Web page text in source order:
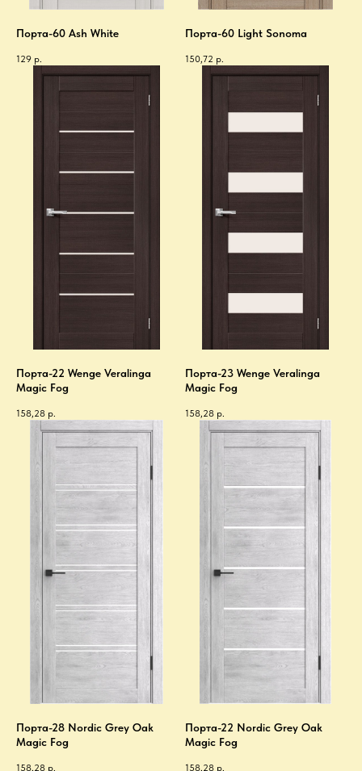
Порта-60 Ash White
129 р.
Порта-60 Light Sonoma
150,72 р.
Порта-22 Wenge Veralinga
Magic Fog
158,28 р.
Порта-23 Wenge Veralinga
Magic Fog
158,28 р.
Порта-28 Nordic Grey Oak
Magic Fog
158,28 р.
Порта-22 Nordic Grey Oak
Magic Fog
158,28 р.